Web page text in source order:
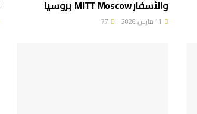
والأسفار MITT Moscow بروسيا